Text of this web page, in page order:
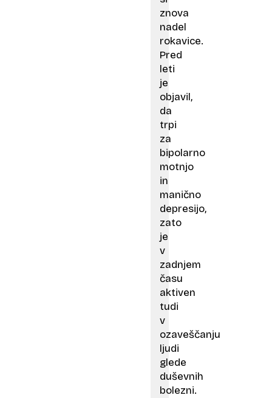
znova
nadel
rokavice.
Pred
leti
je
objavil,
da
trpi
za
bipolarno
motnjo
in
manično
depresijo,
zato
je
v
zadnjem
času
aktiven
tudi
v
ozaveščanju
ljudi
glede
duševnih
bolezni.